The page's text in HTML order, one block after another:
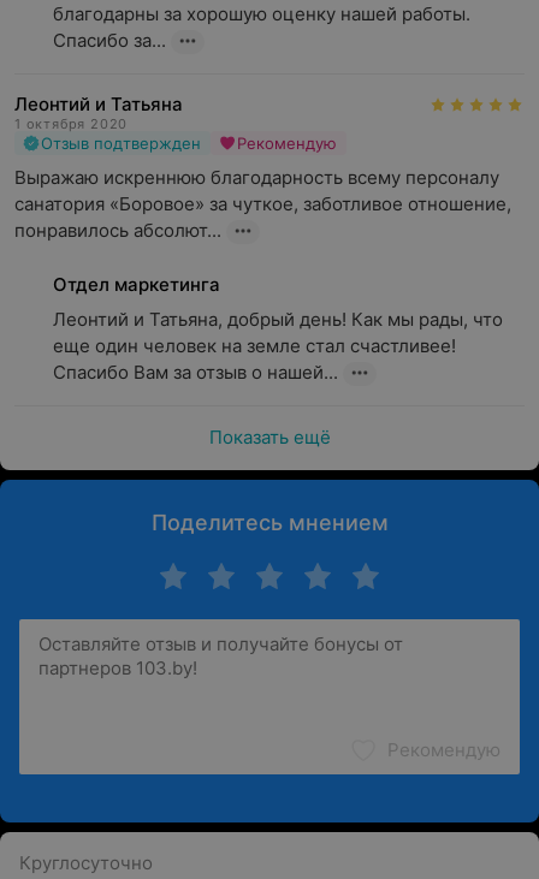
благодарны за хорошую оценку нашей работы.
Спасибо за...
Леонтий и Татьяна
1 октября 2020
Отзыв подтвержден Рекомендую
Выражаю искреннюю благодарность всему персоналу
санатория «Боровое» за чуткое, заботливое отношение,
понравилось абсолют...
Отдел маркетинга
Леонтий и Татьяна, добрый день! Как мы рады, что
еще один человек на земле стал счастливее!
Спасибо Вам за отзыв о нашей...
Показать ещё
Поделитесь мнением
Рекомендую
Круглосуточно